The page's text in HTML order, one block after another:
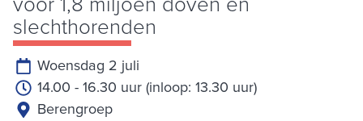
voor 1,8 miljoen doven en
slechthorenden
Woensdag 2 juli
14.00 - 16.30 uur (inloop: 13.30 uur)
Berengroep